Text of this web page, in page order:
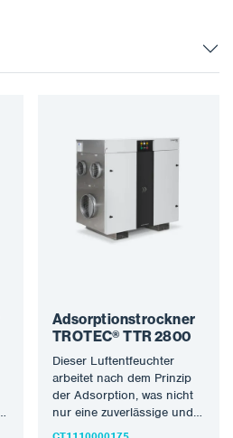
Adsorptionstrockner
TROTEC® TTR 2800
Dieser Luftentfeuchter
arbeitet nach dem Prinzip
der Adsorption, was nicht
nur eine zuverlässige und
hohe